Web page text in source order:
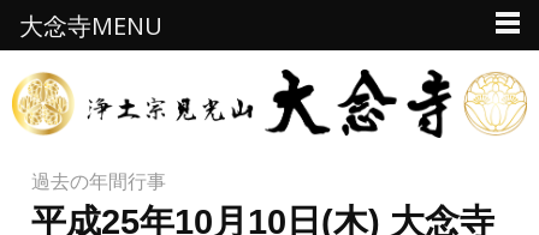
過去の年間行事
平成25年10月10日(木) 大念寺
大念寺MENU